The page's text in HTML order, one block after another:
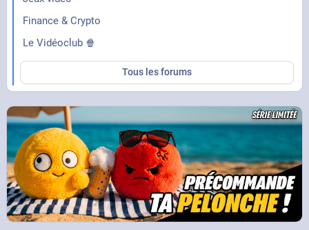
Finance & Crypto
Le Vidéoclub 🍿
Tous les forums